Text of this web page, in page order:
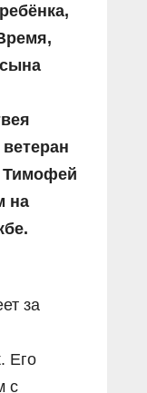
Тимофей
на
за
Его
с